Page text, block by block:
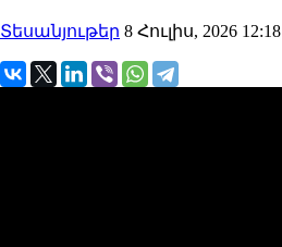
Տեսանյութեր 8 Հուլիս, 2026 12:18